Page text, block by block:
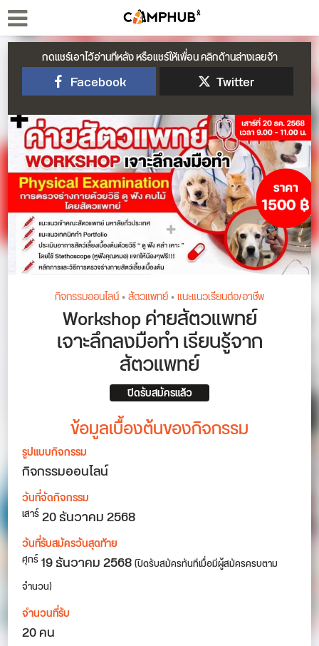
กดแชร์เอาไว้อ่านทีหลัง หรือแชร์ให้เพื่อน คลิกด้านล่างเลยจ้า
Facebook Twitter
กิจกรรมออนไลน์•สัตวแพทย์•แนะแนวเรียนต่อ/อาชีพ
Workshop ค่ายสัตวแพทย์
เจาะลึกลงมือทำ เรียนรู้จาก
สัตวแพทย์
ปิดรับสมัครแล้ว
ข้อมูลเบื้องต้นของกิจกรรม
รูปแบบกิจกรรม
กิจกรรมออนไลน์
วันที่จัดกิจกรรม
เสาร์20ธันวาคม 2568
วันที่รับสมัครวันสุดท้าย
ศุกร์19 ธันวาคม 2568(ปิดรับสมัครทันทีเมื่อมีผู้สมัครครบตาม
จำนวน)
จำนวนที่รับ
20 คน